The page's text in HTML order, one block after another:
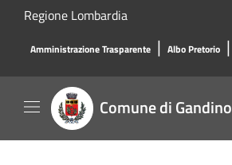
Salta al contenuto principale
Regione Lombardia
Amministrazione Trasparente | Albo Pretorio |
Comune di Gandino